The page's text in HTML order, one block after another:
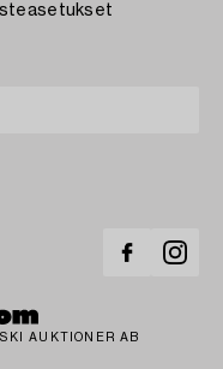
AUKTIONER AB